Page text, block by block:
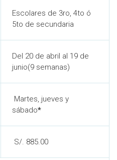
Escolares de 3ro, 4to ó
5to de secundaria
Del 20 de abril al 19 de
junio(9 semanas)
Martes, jueves y
sábado*
S/. 885.00